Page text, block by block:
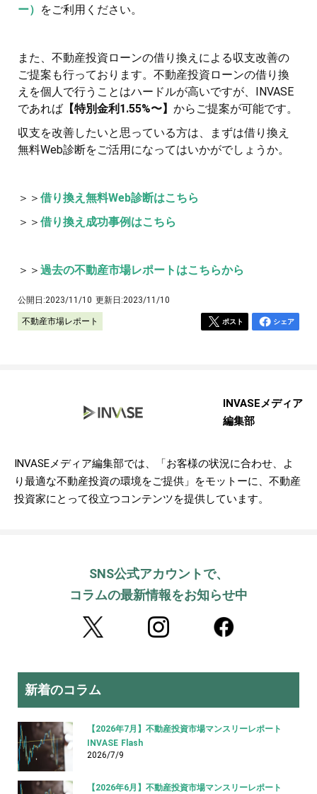
ー） をご利用ください。
また、不動産投資ローンの借り換えによる収支改善の
ご提案も行っております。不動産投資ローンの借り換
えを個人で行うことはハードルが高いですが、INVASE
であれば 【特別金利1.55%〜】 からご提案が可能です。
収支を改善したいと思っている方は、まずは借り換え
無料Web診断をご活用になってはいかがでしょうか。
＞＞ 借り換え無料Web診断はこちら
＞＞ 借り換え成功事例はこちら
＞＞ 過去の不動産市場レポートはこちらから
公開日:2023/11/10 更新日:2023/11/10
不動産市場レポート ポスト シェア
INVASEメディア
編集部
INVASEメディア編集部では、「お客様の状況に合わせ、よ
り最適な不動産投資の環境をご提供」をモットーに、不動産
投資家にとって役立つコンテンツを提供しています。
SNS公式アカウントで、
コラムの最新情報をお知らせ中
新着のコラム
【2026年7月】不動産投資市場マンスリーレポート
INVASE Flash
2026/7/9
【2026年6月】不動産投資市場マンスリーレポート